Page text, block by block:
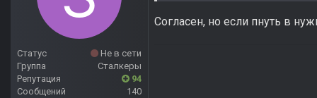
Статус
Не в сети
Группа
Сталкеры
Репутация
94
Сообщений
140
Согласен, но если пнуть в